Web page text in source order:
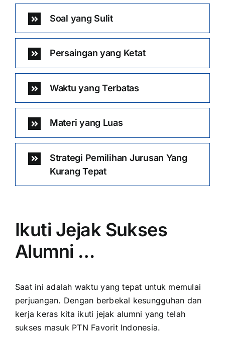
Soal yang Sulit
Persaingan yang Ketat
Waktu yang Terbatas
Materi yang Luas
Strategi Pemilihan Jurusan Yang
Kurang Tepat
Ikuti Jejak Sukses
Alumni …
Saat ini adalah waktu yang tepat untuk memulai
perjuangan. Dengan berbekal kesungguhan dan
kerja keras kita ikuti jejak alumni yang telah
sukses masuk PTN Favorit Indonesia.